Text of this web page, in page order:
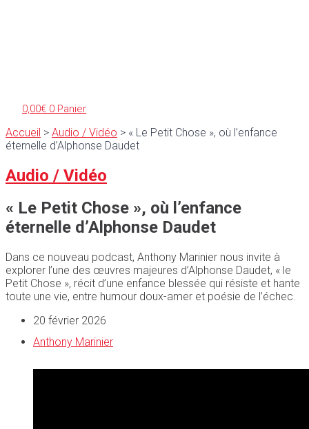
0,00€ 0 Panier
Accueil > Audio / Vidéo > « Le Petit Chose », où l’enfance
éternelle d’Alphonse Daudet
Audio / Vidéo
« Le Petit Chose », où l’enfance
éternelle d’Alphonse Daudet
Dans ce nouveau podcast, Anthony Marinier nous invite à
explorer l’une des œuvres majeures d’Alphonse Daudet, « le
Petit Chose », récit d’une enfance blessée qui résiste et hante
toute une vie, entre humour doux-amer et poésie de l’échec.
20 février 2026
Anthony Marinier